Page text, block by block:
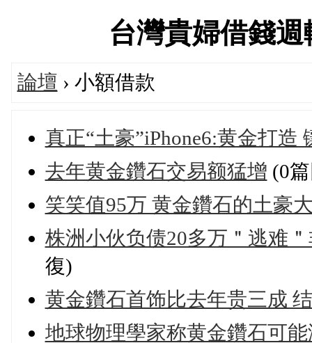
台灣貴婦借錢
論壇 › 小額借款
真正“土豪”iPhone6:黄金打造
去年黄金鑽石交易额猛增 (0
笑笑值95万 黄金鑽石的土豪
株洲小伙负债20多万＂逃难
復)
黄金鑽石首饰比去年贵三成
地球物理學家称黄金鑽石可